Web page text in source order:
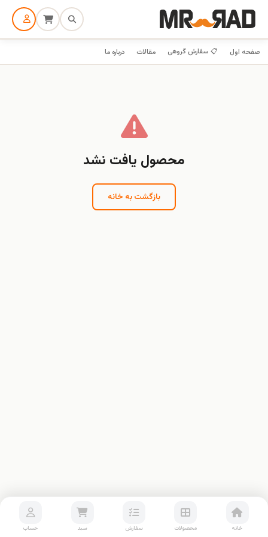
صفحه اول 📋 سفارش گروهی مقالات درباره ما
محصول یافت نشد
بازگشت به خانه
خانه محصولات سفارش سبد حساب